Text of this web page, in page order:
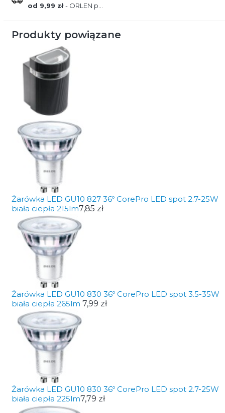
od 9,99 zł- ORLEN paczka
Produkty powiązane
Żarówka LED GU10 827 36º CorePro LED spot 2.7-25W
biała ciepła 215lm7,85 zł
Żarówka LED GU10 830 36º CorePro LED spot 3.5-35W
biała ciepła 265lm 7,99 zł
Żarówka LED GU10 830 36º CorePro LED spot 2.7-25W
biała ciepła 225lm7,79 zł